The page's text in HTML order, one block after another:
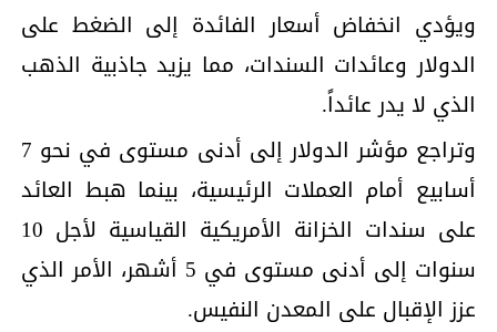
ويؤدي انخفاض أسعار الفائدة إلى الضغط على
الدولار وعائدات السندات، مما يزيد جاذبية الذهب
الذي لا يدر عائداً.
وتراجع مؤشر الدولار إلى أدنى مستوى في نحو 7
أسابيع أمام العملات الرئيسية، بينما هبط العائد
على سندات الخزانة الأمريكية القياسية لأجل 10
سنوات إلى أدنى مستوى في 5 أشهر، الأمر الذي
عزز الإقبال على المعدن النفيس.